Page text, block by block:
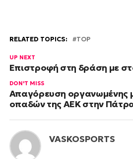
RELATED TOPICS: TOP
UP NEXT
Επιστροφή στη δράση με
DON'T MISS
Απαγόρευση οργανωμένης
οπαδών της ΑΕΚ στην
VASKOSPORTS